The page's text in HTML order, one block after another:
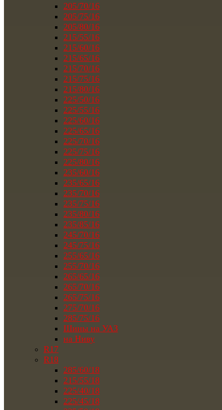
205/70/16
205/75/16
205/80/16
215/55/16
215/60/16
215/65/16
215/70/16
215/75/16
215/80/16
225/50/16
225/55/16
225/60/16
225/65/16
225/70/16
225/75/16
225/80/16
235/60/16
235/65/16
235/70/16
235/75/16
235/80/16
235/85/16
245/70/16
245/75/16
255/65/16
255/70/16
265/65/16
265/70/16
265/75/16
275/70/16
285/75/16
Шины на УАЗ
на Ниву
R17
R18
285/60/18
215/55/18
225/40/18
225/45/18